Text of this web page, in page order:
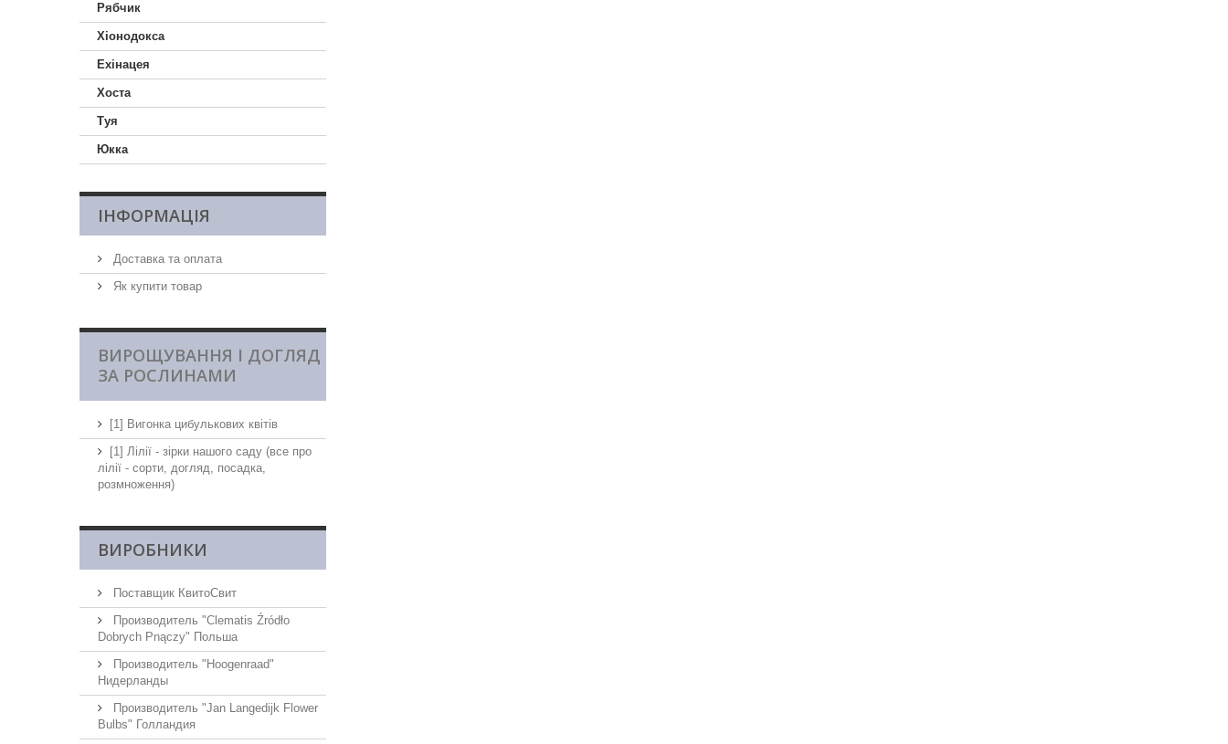
Рябчик
Хіонодокса
Ехінацея
Хоста
Туя
Юкка
ІНФОРМАЦІЯ
Доставка та оплата
Як купити товар
ВИРОЩУВАННЯ І ДОГЛЯД
ЗА РОСЛИНАМИ
[1] Вигонка цибулькових квітів
[1] Лілії - зірки нашого саду (все про
лілії - сорти, догляд, посадка,
розмноження)
ВИРОБНИКИ
Поставщик КвитоСвит
Производитель "Clematis Źródło
Dobrych Pnączy" Польша
Производитель "Hoogenraad"
Нидерланды
Производитель "Jan Langedijk Flower
Bulbs" Голландия